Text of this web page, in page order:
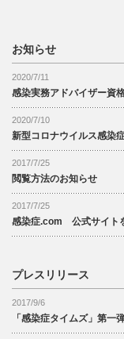
お知らせ
2020/7/11
感染実務アドバイザー資
2020/7/10
新型コロナウイルス感染
2017/7/25
閲覧方法のお知らせ
2017/7/25
感染症.com 公式サイト
プレスリリース
2017/9/6
「感染症タイムズ」第一